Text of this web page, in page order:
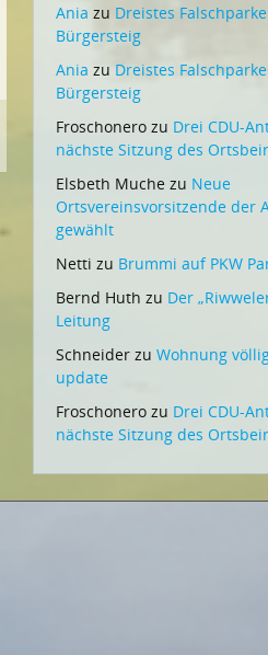
Ania zu Dreistes
Bürgersteig
Ania zu Dreistes
Bürgersteig
Froschonero zu Drei CDU-
nächste Sitzung des
Elsbeth Muche zu Neue
Ortsvereinsvorsitzende der
gewählt
Netti zu Brummi auf PKW
Bernd Huth zu Der
Leitung
Schneider zu Wohnung
update
Froschonero zu Drei CDU-
nächste Sitzung des